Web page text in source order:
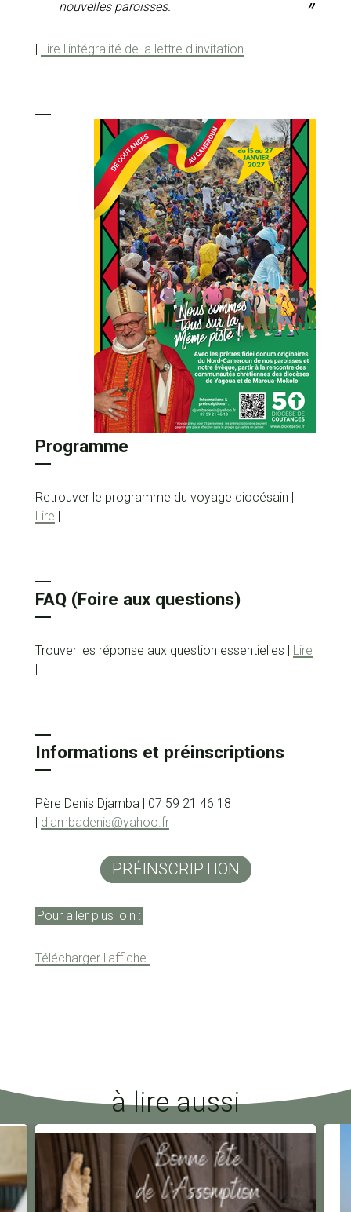
nouvelles paroisses.
Lire l'intégralité de la lettre d'invitation
Programme
Retrouver le programme du voyage diocésain |
Lire
FAQ (Foire aux questions)
Trouver les réponse aux question essentielles |
Lire
Informations et préinscriptions
Père Denis Djamba | 07 59 21 46 18
djambadenis@yahoo.fr
PRÉINSCRIPTION
Pour aller plus loin :
Télécharger l'affiche
à lire aussi